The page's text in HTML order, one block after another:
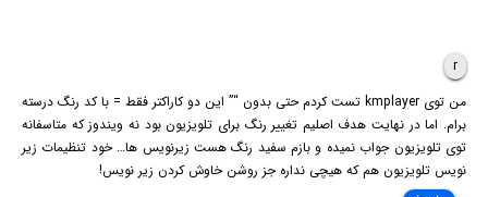
r
من توی kmplayer تست کردم حتی بدون “” این دو کاراکتر فقط = با کد رنگ درسته
برام. اما در نهایت هدف اصلیم تغییر رنگ برای تلویزیون بود نه ویندوز که متاسفانه
توی تلویزیون جواب نمیده و بازم سفید رنگ هست زیرنویس ها… خود تنظیمات زیر
نویس تلویزیون هم که هیچی نداره جز روشن خاوش کردن زیر نویس!